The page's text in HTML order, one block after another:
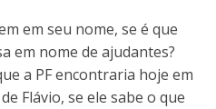
em seu nome, se é que
em nome de ajudantes?
a PF encontraria hoje em
Flávio, se ele sabe o que